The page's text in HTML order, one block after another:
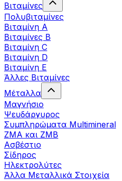
Βιταμίνες
Πολυβιταμίνες
Βιταμίνη Α
Βιταμίνες Β
Βιταμίνη C
Βιταμίνη D
Βιταμίνη Ε
Άλλες Βιταμίνες
Μέταλλα
Μαγνήσιο
Ψευδάργυρος
Συμπληρώματα Multimineral
ZMA και ZMB
Ασβέστιο
Σίδηρος
Ηλεκτρολύτες
Άλλα Mεταλλικά Στοιχεία